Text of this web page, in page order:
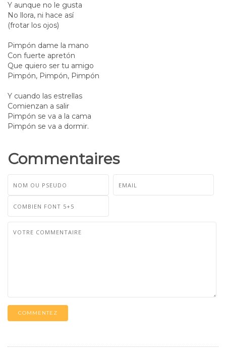
Y aunque no le gusta
No llora, ni hace así
(frotar los ojos)
Pimpón dame la mano
Con fuerte apretón
Que quiero ser tu amigo
Pimpón, Pimpón, Pimpón
Y cuando las estrellas
Comienzan a salir
Pimpón se va a la cama
Pimpón se va a dormir.
Commentaires
COMMENTEZ